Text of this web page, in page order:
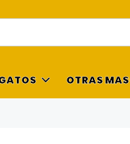
OTRAS